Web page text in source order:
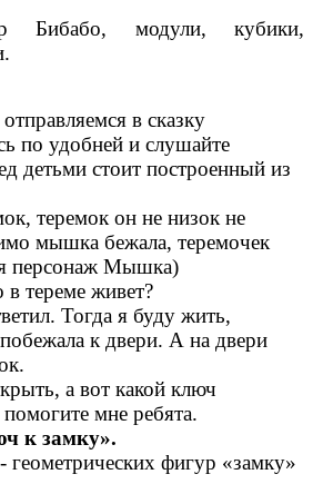
Бибабо, модули, кубики,
в сказку
по удобней и слушайте
детьми стоит построенный из
теремок он не низок не
мышка бежала, теремочек
персонаж Мышка)
в тереме живет?
Тогда я буду жить,
к двери. А на двери
а вот какой ключ
мне ребята.
к замку».
фигур «замку»